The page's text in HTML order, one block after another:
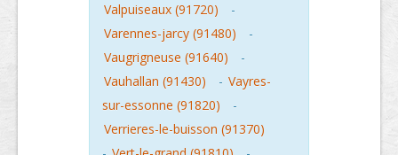
Valpuiseaux (91720)
-
Varennes-jarcy (91480)
-
Vaugrigneuse (91640)
-
Vauhallan (91430)
- Vayres-
sur-essonne (91820)
-
Verrieres-le-buisson (91370)